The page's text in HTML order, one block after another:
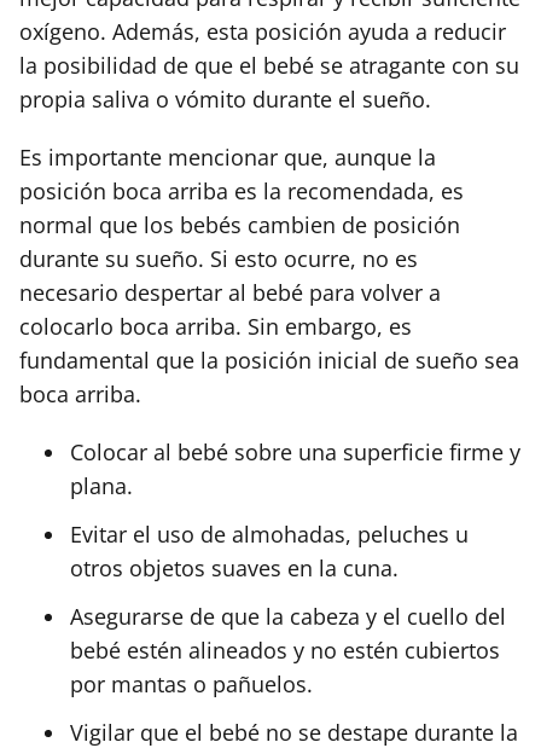
oxígeno. Además, esta posición ayuda a reducir
la posibilidad de que el bebé se atragante con su
propia saliva o vómito durante el sueño.
Es importante mencionar que, aunque la
posición boca arriba es la recomendada, es
normal que los bebés cambien de posición
durante su sueño. Si esto ocurre, no es
necesario despertar al bebé para volver a
colocarlo boca arriba. Sin embargo, es
fundamental que la posición inicial de sueño sea
boca arriba.
Colocar al bebé sobre una superficie firme y
plana.
Evitar el uso de almohadas, peluches u
otros objetos suaves en la cuna.
Asegurarse de que la cabeza y el cuello del
bebé estén alineados y no estén cubiertos
por mantas o pañuelos.
Vigilar que el bebé no se destape durante la